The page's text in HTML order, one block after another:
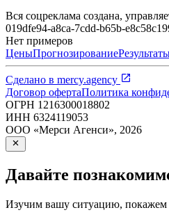
Вся соцреклама создана,
019dfe94-a8ca-7cdd-b65b-
Нет примеров
ЦеныПрогнозирование
Сделано в mercy.agency
Договор офертаПолитика
ОГРН 1216300018802
ИНН 6324119053
ООО «Мерси Агенси», 2026
Давайте
Изучим вашу ситуацию, покажем